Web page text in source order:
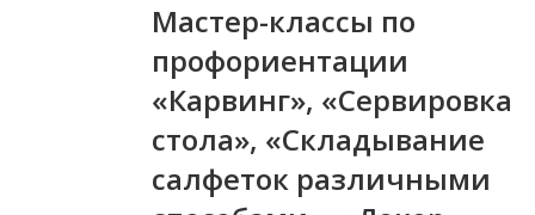
Мастер-классы по
профориентации
«Карвинг», «Сервировка
стола», «Складывание
салфеток различными